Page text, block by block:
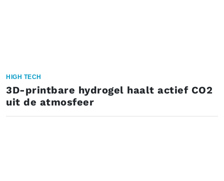
HIGH TECH
3D-printbare hydrogel haalt actief CO2
uit de atmosfeer